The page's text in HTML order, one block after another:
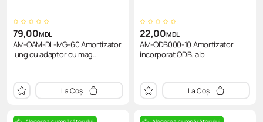
79,00MDL
AM-OAM-DL-MG-60 Amortizator
lung cu adaptor cu mag..
La Coș
22,00MDL
AM-ODB000-10 Amortizator
incorporat ODB, alb
La Coș